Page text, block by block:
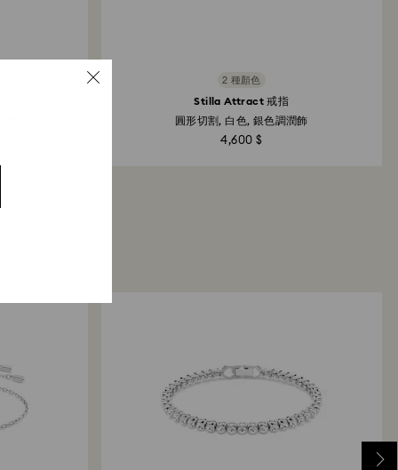
2 種顏色
Stilla Attract 戒指
圓形切割, 白色, 銀色調潤飾
4,600 $